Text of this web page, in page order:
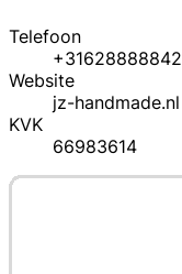
Telefoon
+31628888842
Website
jz-handmade.nl
KVK
66983614